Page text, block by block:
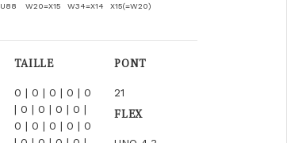
U88 W20=X15 W34=X14 X15(=W20)
TAILLE
0 | 0 | 0 | 0 | 0
| 0 | 0 | 0 | 0 |
0 | 0 | 0 | 0 | 0
PONT
21
FLEX